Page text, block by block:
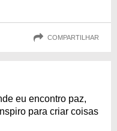
COMPARTILHAR
eu encontro paz,
para criar coisas